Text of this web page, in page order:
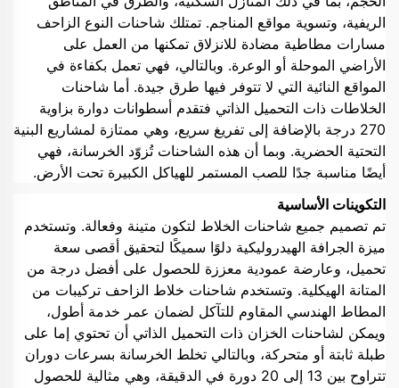
الريفية، وتسوية مواقع المناجم. تمتلك شاحنات النوع الزاحف
مسارات مطاطية مضادة للانزلاق تمكنها من العمل على
الأراضي الموحلة أو الوعرة. وبالتالي، فهي تعمل بكفاءة في
المواقع النائية التي لا تتوفر فيها طرق جيدة. أما شاحنات
الخلاطات ذات التحميل الذاتي فتقدم أسطوانات دوارة بزاوية
270 درجة بالإضافة إلى تفريغ سريع، وهي ممتازة لمشاريع البنية
التحتية الحضرية. وبما أن هذه الشاحنات تُزوّد الخرسانة، فهي
أيضًا مناسبة جدًا للصب المستمر للهياكل الكبيرة تحت الأرض.
التكوينات الأساسية
تم تصميم جميع شاحنات الخلاط لتكون متينة وفعالة. وتستخدم
ميزة الجرافة الهيدروليكية دلوًا سميكًا لتحقيق أقصى سعة
تحميل، وعارضة عمودية معززة للحصول على أفضل درجة من
المتانة الهيكلية. وتستخدم شاحنات خلاط الزاحف تركيبات من
المطاط الهندسي المقاوم للتآكل لضمان عمر خدمة أطول،
ويمكن لشاحنات الخزان ذات التحميل الذاتي أن تحتوي إما على
طبلة ثابتة أو متحركة، وبالتالي تخلط الخرسانة بسرعات دوران
تتراوح بين 13 إلى 20 دورة في الدقيقة، وهي مثالية للحصول